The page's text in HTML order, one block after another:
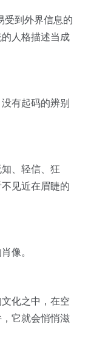
受到外界信息的
人格描述当成
有起码的辨别
、轻信、狂
见近在眉睫的
像。
化之中，在空
它就会悄悄滋